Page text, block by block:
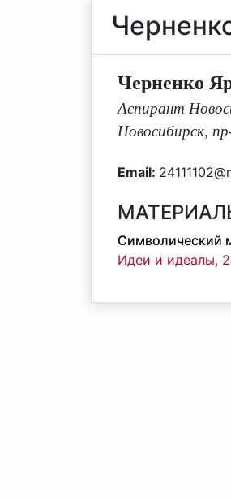
Черненко
Аспирант
Новосибирск,
Email:
Символический
Идеи и идеалы,